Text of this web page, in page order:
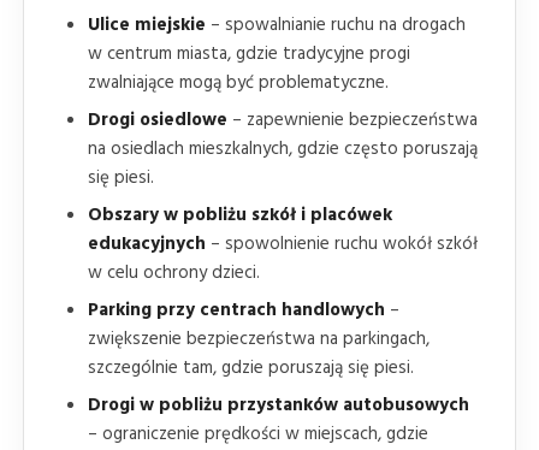
Ulice miejskie – spowalnianie ruchu na drogach
w centrum miasta, gdzie tradycyjne progi
zwalniające mogą być problematyczne.
Drogi osiedlowe – zapewnienie bezpieczeństwa
na osiedlach mieszkalnych, gdzie często poruszają
się piesi.
Obszary w pobliżu szkół i placówek
edukacyjnych – spowolnienie ruchu wokół szkół
w celu ochrony dzieci.
Parking przy centrach handlowych –
zwiększenie bezpieczeństwa na parkingach,
szczególnie tam, gdzie poruszają się piesi.
Drogi w pobliżu przystanków autobusowych
– ograniczenie prędkości w miejscach, gdzie